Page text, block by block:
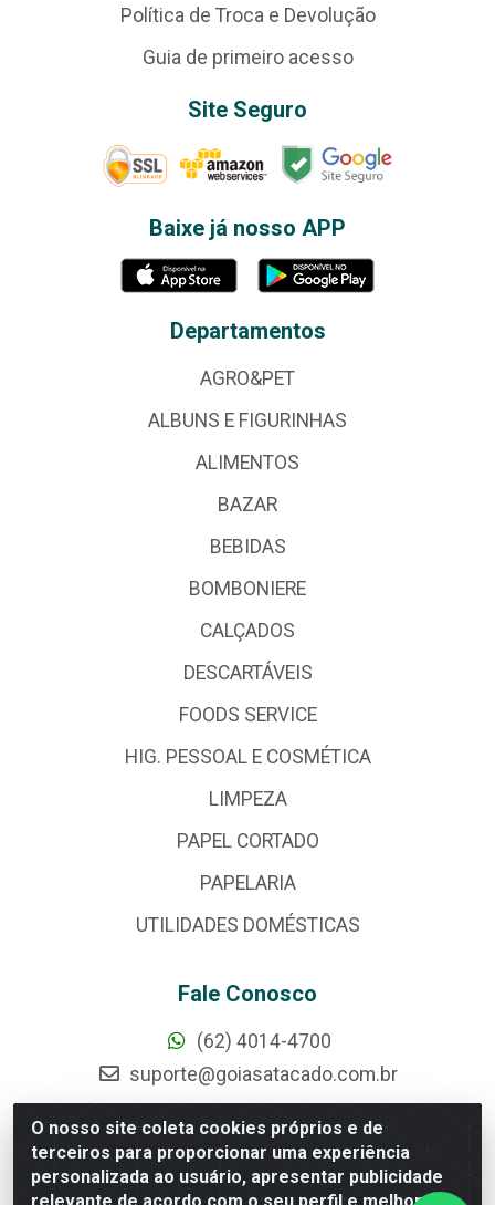
O nosso site coleta cookies próprios e de
terceiros para proporcionar uma experiência
personalizada ao usuário, apresentar publicidade
Política de Troca e Devolução
Guia de primeiro acesso
Site Seguro
Baixe já nosso APP
Departamentos
AGRO&PET
ALBUNS E FIGURINHAS
ALIMENTOS
BAZAR
BEBIDAS
BOMBONIERE
CALÇADOS
DESCARTÁVEIS
FOODS SERVICE
HIG. PESSOAL E COSMÉTICA
LIMPEZA
PAPEL CORTADO
PAPELARIA
UTILIDADES DOMÉSTICAS
Fale Conosco
(62) 4014-4700
suporte@goiasatacado.com.br
Redes Sociais
Instagram